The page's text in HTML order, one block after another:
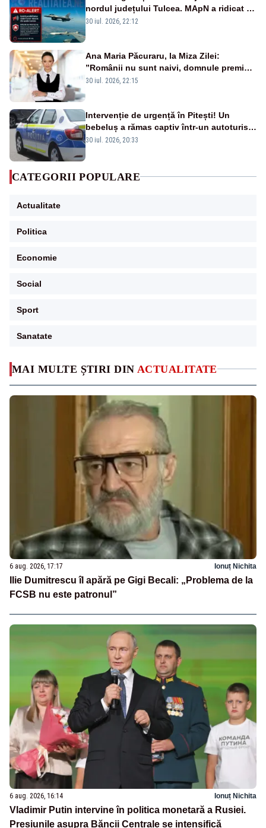
MAI MULTE ȘTIRI DIN ACTUALITATE
6 aug. 2026, 17:17 Ionuț Nichita
Ilie Dumitrescu îl apără pe Gigi Becali: „Problema de la
FCSB nu este patronul”
6 aug. 2026, 16:14 Ionuț Nichita
Vladimir Putin intervine în politica monetară a Rusiei.
Presiunile asupra Băncii Centrale se intensifică
nordul județului Tulcea. MApN a ridicat de
la sol două avioane F-16
30 iul. 2026, 22:12
Ana Maria Păcuraru, la Miza Zilei:
”Românii nu sunt naivi, domnule premier
Bolojan”
30 iul. 2026, 22:15
Intervenție de urgență în Pitești! Un
bebeluș a rămas captiv într-un autoturism
din cauza unei defecțiuni
30 iul. 2026, 20:33
CATEGORII POPULARE
Actualitate
Politica
Economie
Social
Sport
Sanatate